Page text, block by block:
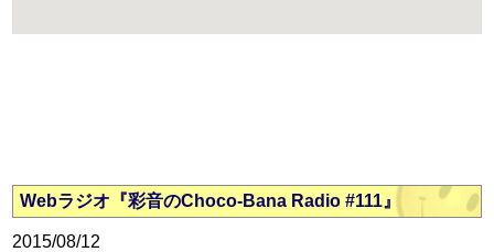
Webラジオ『彩音のChoco-Bana Radio #111』
2015/08/12